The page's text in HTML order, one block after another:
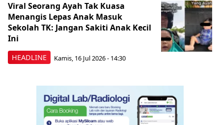
HEADLINE
Viral Seorang Ayah Tak Kuasa
Menangis Lepas Anak Masuk
Sekolah TK: Jangan Sakiti Anak Kecil
Ini
Kamis, 16 Jul 2026 - 14:30